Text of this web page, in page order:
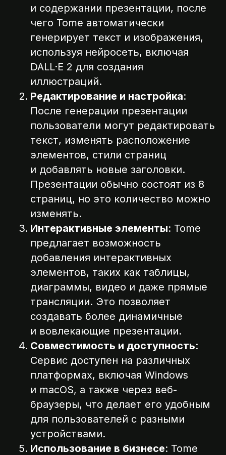
и содержании презентации, после
чего Tome автоматически
генерирует текст и изображения,
используя нейросеть, включая
DALL·E 2 для создания
иллюстраций.
Редактирование и настройка:
После генерации презентации
пользователи могут редактировать
текст, изменять расположение
элементов, стили страниц
и добавлять новые заголовки.
Презентации обычно состоят из 8
страниц, но это количество можно
изменять.
Интерактивные элементы: Tome
предлагает возможность
добавления интерактивных
элементов, таких как таблицы,
диаграммы, видео и даже прямые
трансляции. Это позволяет
создавать более динамичные
и вовлекающие презентации.
Совместимость и доступность:
Сервис доступен на различных
платформах, включая Windows
и macOS, а также через веб-
браузеры, что делает его удобным
для пользователей с разными
устройствами.
Использование в бизнесе: Tome